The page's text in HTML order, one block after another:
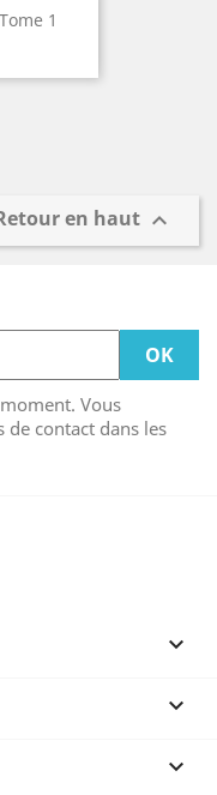
1
en haut 
Vous
contact dans les


